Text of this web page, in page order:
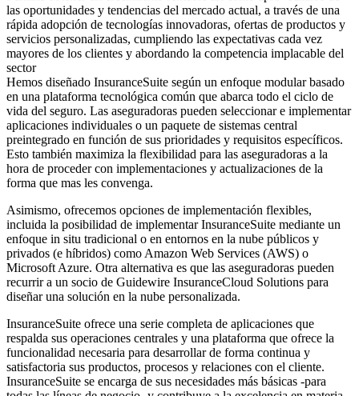
las oportunidades y tendencias del mercado actual, a través de una
rápida adopción de tecnologías innovadoras, ofertas de productos y
servicios personalizadas, cumpliendo las expectativas cada vez
mayores de los clientes y abordando la competencia implacable del
sector
Hemos diseñado InsuranceSuite según un enfoque modular basado
en una plataforma tecnológica común que abarca todo el ciclo de
vida del seguro. Las aseguradoras pueden seleccionar e implementar
aplicaciones individuales o un paquete de sistemas central
preintegrado en función de sus prioridades y requisitos específicos.
Esto también maximiza la flexibilidad para las aseguradoras a la
hora de proceder con implementaciones y actualizaciones de la
forma que mas les convenga.
Asimismo, ofrecemos opciones de implementación flexibles,
incluida la posibilidad de implementar InsuranceSuite mediante un
enfoque in situ tradicional o en entornos en la nube públicos y
privados (e híbridos) como Amazon Web Services (AWS) o
Microsoft Azure. Otra alternativa es que las aseguradoras pueden
recurrir a un socio de Guidewire InsuranceCloud Solutions para
diseñar una solución en la nube personalizada.
InsuranceSuite ofrece una serie completa de aplicaciones que
respalda sus operaciones centrales y una plataforma que ofrece la
funcionalidad necesaria para desarrollar de forma continua y
satisfactoria sus productos, procesos y relaciones con el cliente.
InsuranceSuite se encarga de sus necesidades más básicas -para